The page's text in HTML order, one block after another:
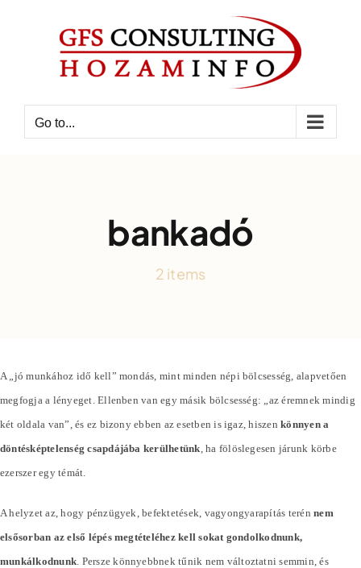
Go to...
bankadó
2 items
A „jó munkához idő kell” mondás, mint minden népi bölcsesség, alapvetően
megfogja a lényeget. Ellenben van egy másik bölcsesség: „az éremnek mindig
két oldala van”, és ez bizony ebben az esetben is igaz, hiszenkönnyen a
döntésképtelenség csapdájába kerülhetünk , ha fölöslegesen járunk körbe
ezerszer egy témát.
A helyzet az, hogy pénzügyek, befektetések, vagyongyarapítás terénnem
elsősorban az első lépés megtételéhez kell sokat gondolkodnunk,
munkálkodnunk . Persze könnyebbnek tűnik nem változtatni semmin, és